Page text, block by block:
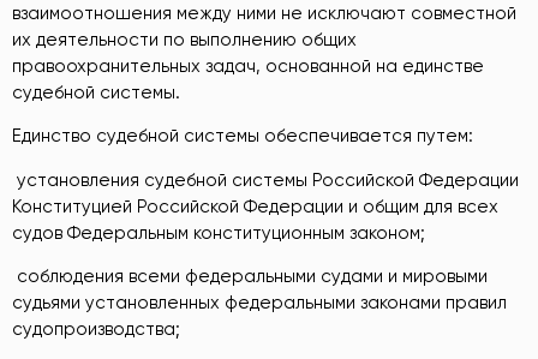
взаимоотношения между ними не исключают совместной
их деятельности по выполнению общих
правоохранительных задач, основанной на единстве
судебной системы.
Единство судебной системы обеспечивается путем:
­ установления судебной системы Российской Федерации
Конституцией Российской Федерации и общим для всех
судов Федеральным конституционным законом;
­ соблюдения всеми федеральными судами и мировыми
судьями установленных федеральными законами правил
судопроизводства;